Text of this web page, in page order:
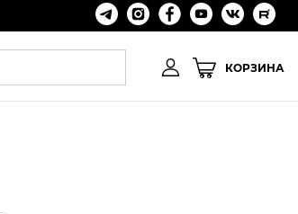
КОРЗИНА